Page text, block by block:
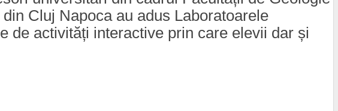
Cluj Napoca au adus Laboratoarele
de activități interactive prin care elevii dar și